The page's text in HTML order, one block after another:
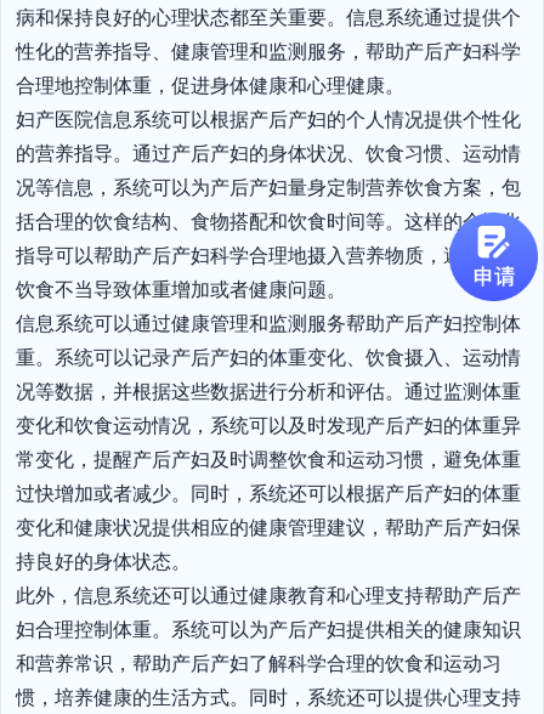
病和保持良好的心理状态都至关重要。信息系统通过提供个
性化的营养指导、健康管理和监测服务，帮助产后产妇科学
合理地控制体重，促进身体健康和心理健康。
妇产医院信息系统可以根据产后产妇的个人情况提供个性化
的营养指导。通过产后产妇的身体状况、饮食习惯、运动情
况等信息，系统可以为产后产妇量身定制营养饮食方案，包
括合理的饮食结构、食物搭配和饮食时间等。这样的个性化
指导可以帮助产后产妇科学合理地摄入营养物质，避免因为
饮食不当导致体重增加或者健康问题。
信息系统可以通过健康管理和监测服务帮助产后产妇控制体
重。系统可以记录产后产妇的体重变化、饮食摄入、运动情
况等数据，并根据这些数据进行分析和评估。通过监测体重
变化和饮食运动情况，系统可以及时发现产后产妇的体重异
常变化，提醒产后产妇及时调整饮食和运动习惯，避免体重
过快增加或者减少。同时，系统还可以根据产后产妇的体重
变化和健康状况提供相应的健康管理建议，帮助产后产妇保
持良好的身体状态。
此外，信息系统还可以通过健康教育和心理支持帮助产后产
妇合理控制体重。系统可以为产后产妇提供相关的健康知识
和营养常识，帮助产后产妇了解科学合理的饮食和运动习
惯，培养健康的生活方式。同时，系统还可以提供心理支持